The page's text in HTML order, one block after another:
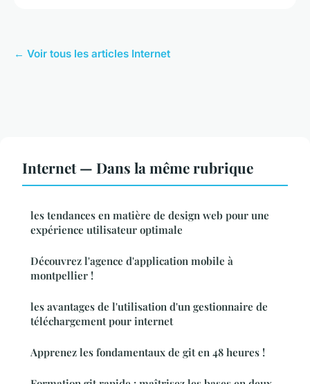
← Voir tous les articles Internet
Internet — Dans la même rubrique
les tendances en matière de design web pour une
expérience utilisateur optimale
Découvrez l'agence d'application mobile à
montpellier !
les avantages de l'utilisation d'un gestionnaire de
téléchargement pour internet
Apprenez les fondamentaux de git en 48 heures !